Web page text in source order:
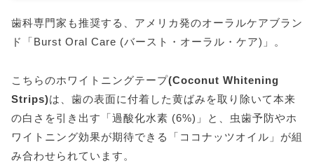
歯科専門家も推奨する、アメリカ発のオーラルケアブラン
ド「Burst Oral Care (バースト・オーラル・ケア)」。
こちらのホワイトニングテープ(Coconut Whitening
Strips)は、歯の表面に付着した黄ばみを取り除いて本来
の白さを引き出す「過酸化水素 (6%)」と、虫歯予防やホ
ワイトニング効果が期待できる「ココナッツオイル」が組
み合わせられています。